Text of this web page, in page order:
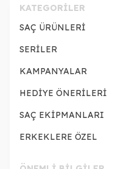
KATEGORILER
SAÇ ÜRÜNLERİ
SERİLER
KAMPANYALAR
HEDİYE ÖNERİLERİ
SAÇ EKİPMANLARI
ERKEKLERE ÖZEL